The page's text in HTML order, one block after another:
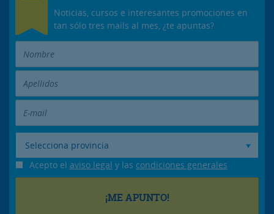
Noticias, cursos e interesantes promociones en
tan sólo tres mails al mes, ¿te apuntas?
Selecciona provincia
Acepto el aviso legal y las condiciones generales